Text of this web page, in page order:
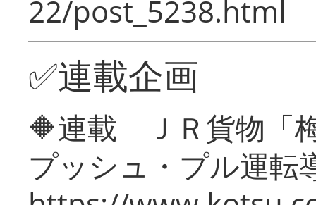
22/post_5238.html
✅連載企画
🔶連載 ＪＲ貨物「
プッシュ・プル運転